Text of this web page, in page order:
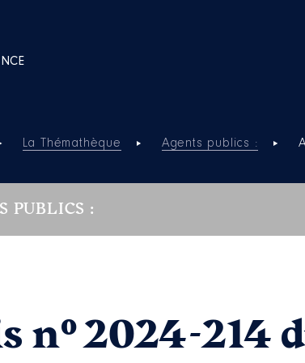
La Thémathèque Agents publics :
PUBLICS :
n° 2024-214